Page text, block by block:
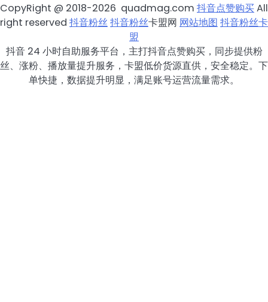
CopyRight @ 2018-2026 quadmag.com 抖音点赞购买All
right reserved 抖音粉丝抖音粉丝卡盟网 网站地图 抖音粉丝卡
盟
抖音 24 小时自助服务平台，主打抖音点赞购买，同步提供粉
丝、涨粉、播放量提升服务，卡盟低价货源直供，安全稳定。下
单快捷，数据提升明显，满足账号运营流量需求。